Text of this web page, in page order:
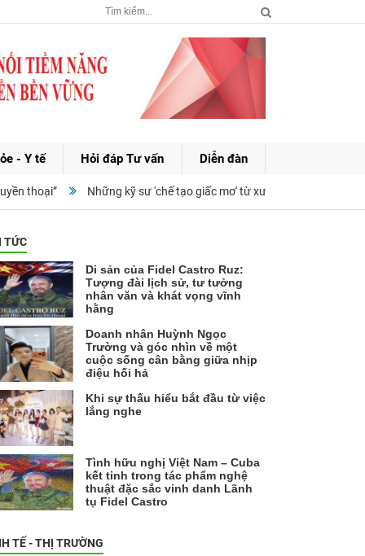
- Y tế Hỏi đáp Tư vấn Diễn đàn
thoại” Những kỹ sư 'chế tạo giấc mơ' từ xưởng cơ khí đến ngành
TỨC
Di sản của Fidel Castro Ruz:
Tượng đài lịch sử, tư tưởng
nhân văn và khát vọng vĩnh
hằng
Doanh nhân Huỳnh Ngọc
Trường và góc nhìn về một
cuộc sống cân bằng giữa nhịp
điệu hối hả
Khi sự thấu hiểu bắt đầu từ việc
lắng nghe
Tình hữu nghị Việt Nam – Cuba
kết tinh trong tác phẩm nghệ
thuật đặc sắc vinh danh Lãnh
tụ Fidel Castro
TẾ - THỊ TRƯỜNG